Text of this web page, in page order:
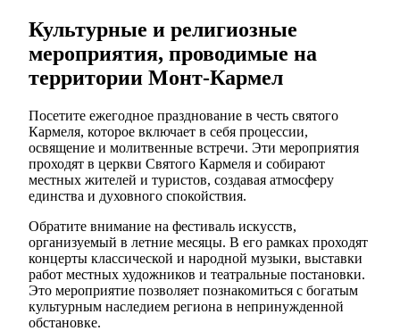
Культурные и религиозные
мероприятия, проводимые на
территории Монт-Кармел
Посетите ежегодное празднование в честь святого
Кармеля, которое включает в себя процессии,
освящение и молитвенные встречи. Эти мероприятия
проходят в церкви Святого Кармеля и собирают
местных жителей и туристов, создавая атмосферу
единства и духовного спокойствия.
Обратите внимание на фестиваль искусств,
организуемый в летние месяцы. В его рамках проходят
концерты классической и народной музыки, выставки
работ местных художников и театральные постановки.
Это мероприятие позволяет познакомиться с богатым
культурным наследием региона в непринужденной
обстановке.